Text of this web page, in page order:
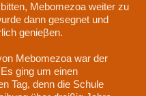
Mebomezoa weiter zu
dann gesegnet und
genieβen.
Mebomezoa war der
ging um einen
Tag, denn die Schule